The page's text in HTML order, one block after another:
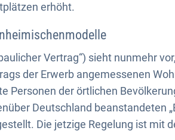
erhöht.
Vertrag“) sieht nunmehr
der Erwerb angemessenen
Personen der örtlichen
Deutschland beanstandeten
Die jetzige Regelung ist mit